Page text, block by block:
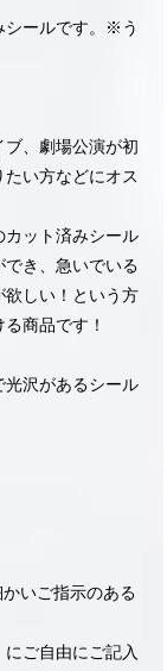
シールです。※う
、劇場公演が初
い方などにオス
カット済みシール
き、急いでいる
欲しい！という方
商品です！
光沢があるシール
いご指示のある
にご自由にご記入